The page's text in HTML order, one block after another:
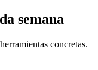
semana
concretas.